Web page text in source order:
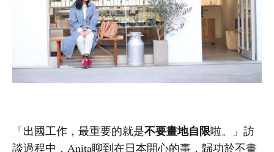
「出國工作，最重要的就是不要畫地自限啦。」訪
談過程中，Anita聊到在日本開心的事，歸功於不畫